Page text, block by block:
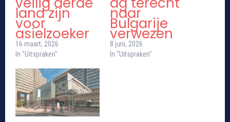
land zijn
voor
asielzoeker
16 maart, 2026
In "Uitspraken"
naar
Bulgarije
verwezen
8 juni, 2026
In "Uitspraken"